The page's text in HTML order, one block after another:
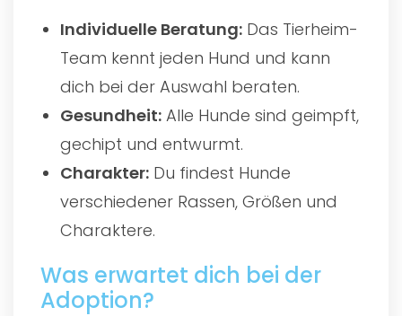
Individuelle Beratung: Das Tierheim-
Team kennt jeden Hund und kann
dich bei der Auswahl beraten.
Gesundheit: Alle Hunde sind geimpft,
gechipt und entwurmt.
Charakter: Du findest Hunde
verschiedener Rassen, Größen und
Charaktere.
Was erwartet dich bei der
Adoption?